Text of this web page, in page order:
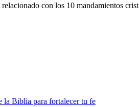
con los 10 mandamientos
la Biblia para fortalecer tu fe